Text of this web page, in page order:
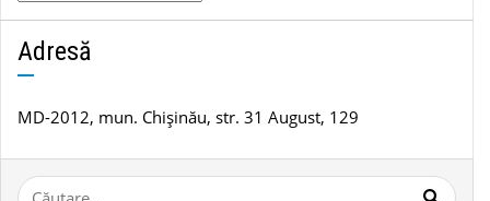
de
știri
Adresă
MD-2012, mun. Chișinău, str. 31 August, 129
Caută